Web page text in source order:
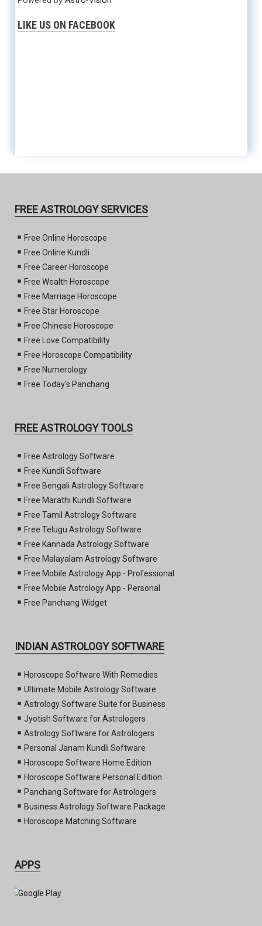
LIKE US ON FACEBOOK
FREE ASTROLOGY SERVICES
Free Online Horoscope
Free Online Kundli
Free Career Horoscope
Free Wealth Horoscope
Free Marriage Horoscope
Free Star Horoscope
Free Chinese Horoscope
Free Love Compatibility
Free Horoscope Compatibility
Free Numerology
Free Today's Panchang
FREE ASTROLOGY TOOLS
Free Astrology Software
Free Kundli Software
Free Bengali Astrology Software
Free Marathi Kundli Software
Free Tamil Astrology Software
Free Telugu Astrology Software
Free Kannada Astrology Software
Free Malayalam Astrology Software
Free Mobile Astrology App - Professional
Free Mobile Astrology App - Personal
Free Panchang Widget
INDIAN ASTROLOGY SOFTWARE
Horoscope Software With Remedies
Ultimate Mobile Astrology Software
Astrology Software Suite for Business
Jyotish Software for Astrologers
Astrology Software for Astrologers
Personal Janam Kundli Software
Horoscope Software Home Edition
Horoscope Software Personal Edition
Panchang Software for Astrologers
Business Astrology Software Package
Horoscope Matching Software
APPS